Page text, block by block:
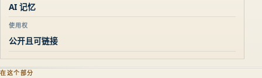
AI 记忆
使用权
公开且可链接
在这个部分